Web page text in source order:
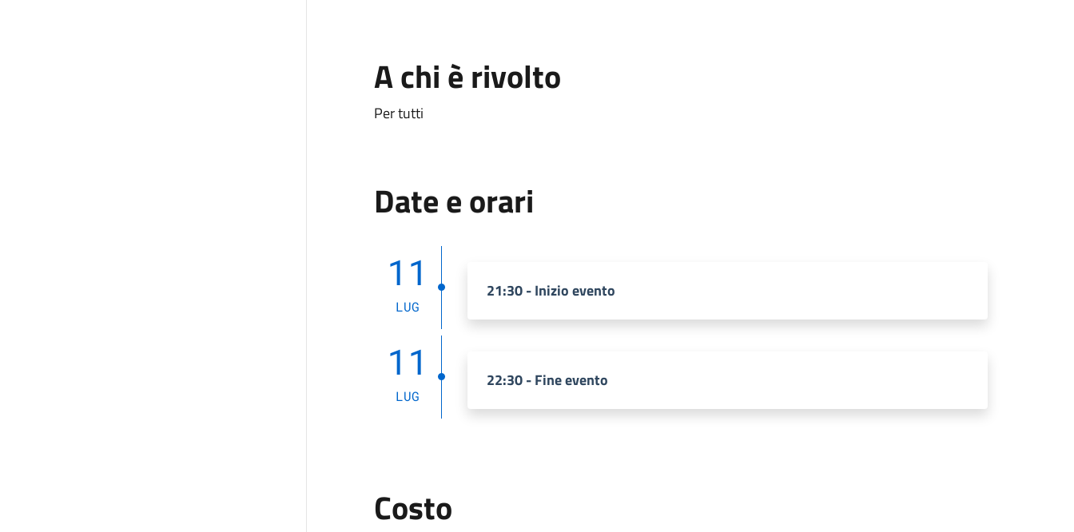
A chi è rivolto
Per tutti
Date e orari
11
LUG
21:30 - Inizio evento
11
LUG
22:30 - Fine evento
Costo